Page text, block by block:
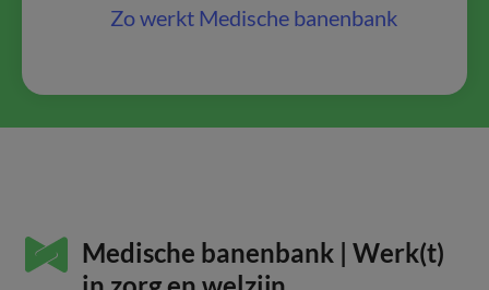
Zo werkt Medische banenbank
Medische banenbank | Werk(t)